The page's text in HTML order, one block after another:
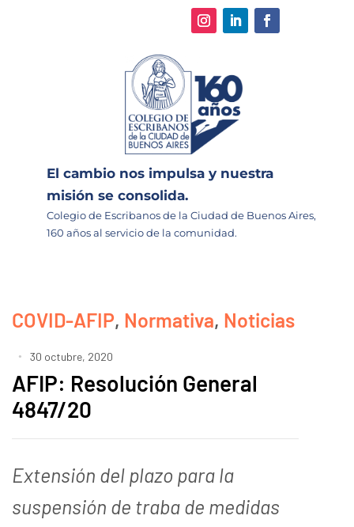
El cambio nos impulsa y nuestra
misión se consolida.
Colegio de Escribanos de la Ciudad de Buenos Aires,
160 años al servicio de la comunidad.
COVID-AFIP, Normativa, Noticias
30 octubre, 2020
AFIP: Resolución General
4847/20
Extensión del plazo para la
suspensión de traba de medidas